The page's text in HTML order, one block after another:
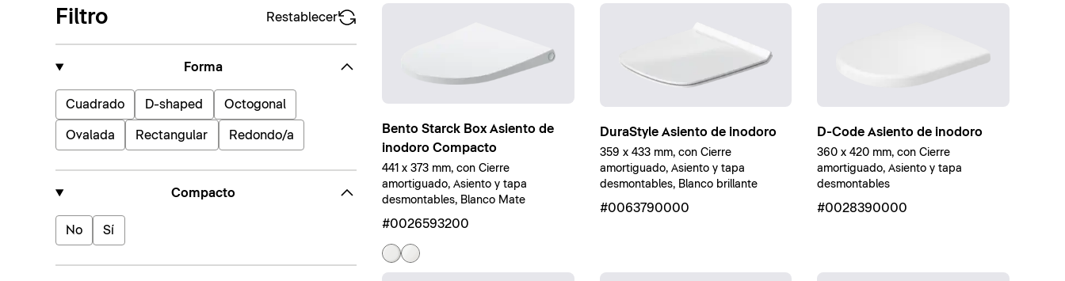
Filtro Restablecer
Forma
Cuadrado D-shaped Octogonal
Ovalada Rectangular Redondo/a
Compacto
No Sí
Bento Starck Box Asiento de
inodoro Compacto
441 x 373 mm, con Cierre
amortiguado, Asiento y tapa
desmontables, Blanco Mate
#0026593200
DuraStyle Asiento de inodoro
359 x 433 mm, con Cierre
amortiguado, Asiento y tapa
desmontables, Blanco brillante
#0063790000
D-Code Asiento de inodoro
360 x 420 mm, con Cierre
amortiguado, Asiento y tapa
desmontables
#0028390000